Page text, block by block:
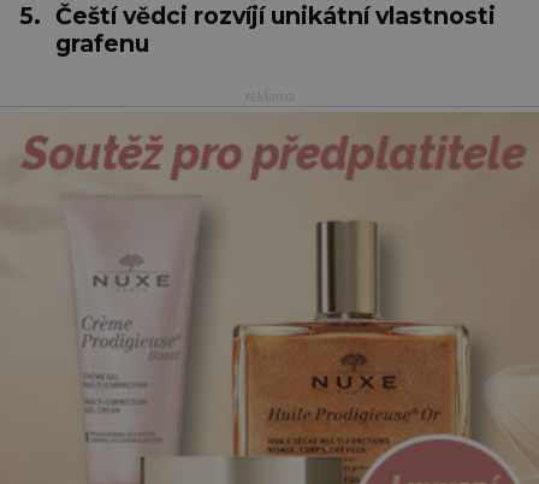
5. Čeští vědci rozvíjí unikátní vlastnosti
grafenu